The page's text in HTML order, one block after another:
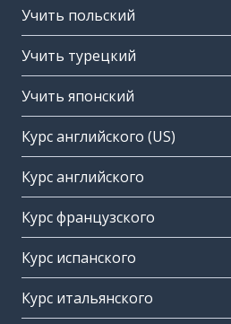
Учить польский
Учить турецкий
Учить японский
Курс английского (US)
Курс английского
Курс французского
Курс испанского
Курс итальянского